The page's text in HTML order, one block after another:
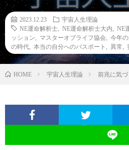
2023.12.23
宇宙人生理論
NE運命解析士
NE運命解析士大内 NE
ッション
マスターオブライフ協会 今年
の時代
本当の自分へのパスポート 異常
HOME 宇宙人生理論 前兆に気